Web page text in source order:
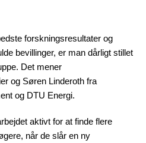
forskningsresultater og
bevillinger, er man dårligt stillet
Det mener
og Søren Linderoth fra
og DTU Energi.
aktivt for at finde flere
når de slår en ny